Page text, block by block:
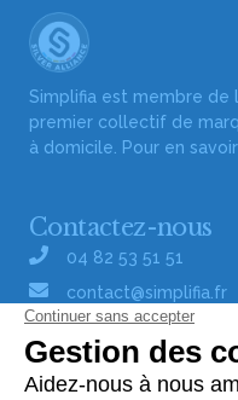
Simplifia est membre de
premier collectif de
à domicile. Pour en
Contactez-nous
04 82 53 51 51
contact@simplifia.fr
Réseaux sociaux